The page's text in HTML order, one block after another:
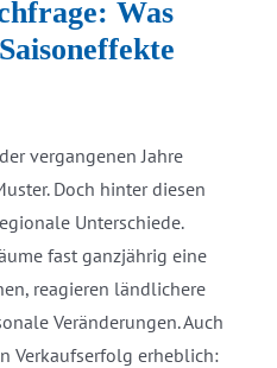
Was
vergangenen Jahre
Doch hinter diesen
Unterschiede.
fast ganzjährig eine
reagieren ländlichere
Veränderungen. Auch
Verkaufserfolg erheblich: